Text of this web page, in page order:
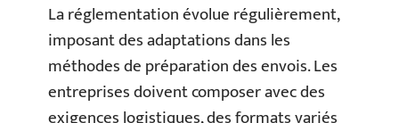
La réglementation évolue régulièrement,
imposant des adaptations dans les
méthodes de préparation des envois. Les
entreprises doivent composer avec des